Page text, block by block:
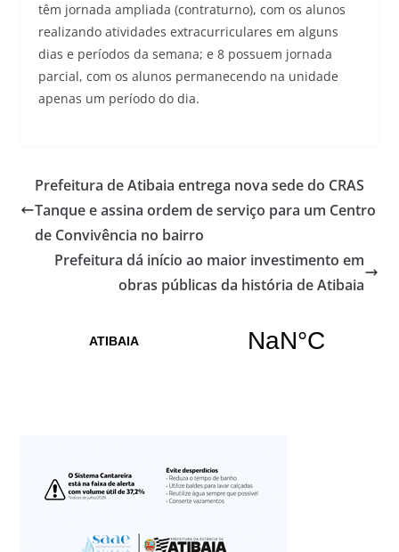
têm jornada ampliada (contraturno), com os alunos
realizando atividades extracurriculares em alguns
dias e períodos da semana; e 8 possuem jornada
parcial, com os alunos permanecendo na unidade
apenas um período do dia.
Prefeitura de Atibaia entrega nova sede do CRAS
Tanque e assina ordem de serviço para um Centro
de Convivência no bairro
Prefeitura dá início ao maior investimento em
obras públicas da história de Atibaia